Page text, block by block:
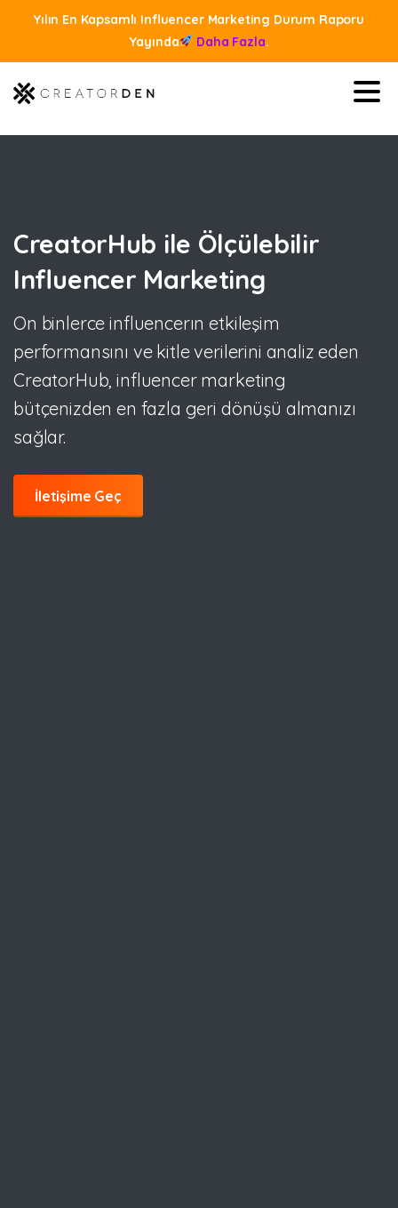
Yılın En Kapsamlı Influencer Marketing Durum Raporu
Yayında
Daha Fazla.
CreatorHub ile Ölçülebilir
Influencer Marketing
On binlerce influencerın etkileşim
performansını ve kitle verilerini analiz eden
CreatorHub, influencer marketing
bütçenizden en fazla geri dönüşü almanızı
sağlar.
İletişime Geç